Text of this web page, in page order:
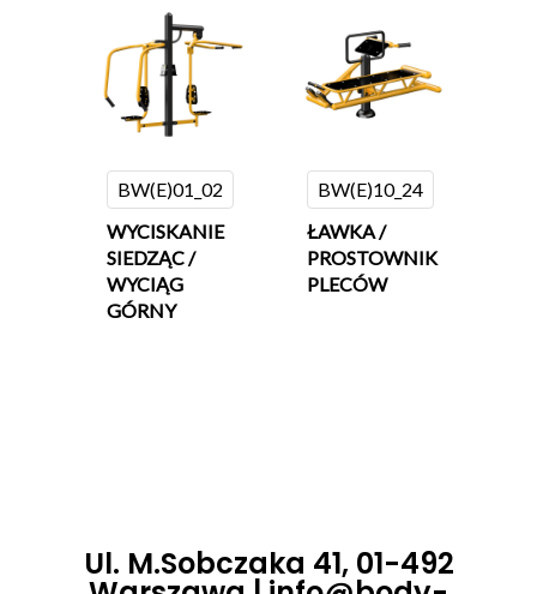
BW(E)01_02
WYCISKANIE
SIEDZĄC /
WYCIĄG
GÓRNY
BW(E)10_24
ŁAWKA /
PROSTOWNIK
PLECÓW
Ul. M.Sobczaka 41, 01-492